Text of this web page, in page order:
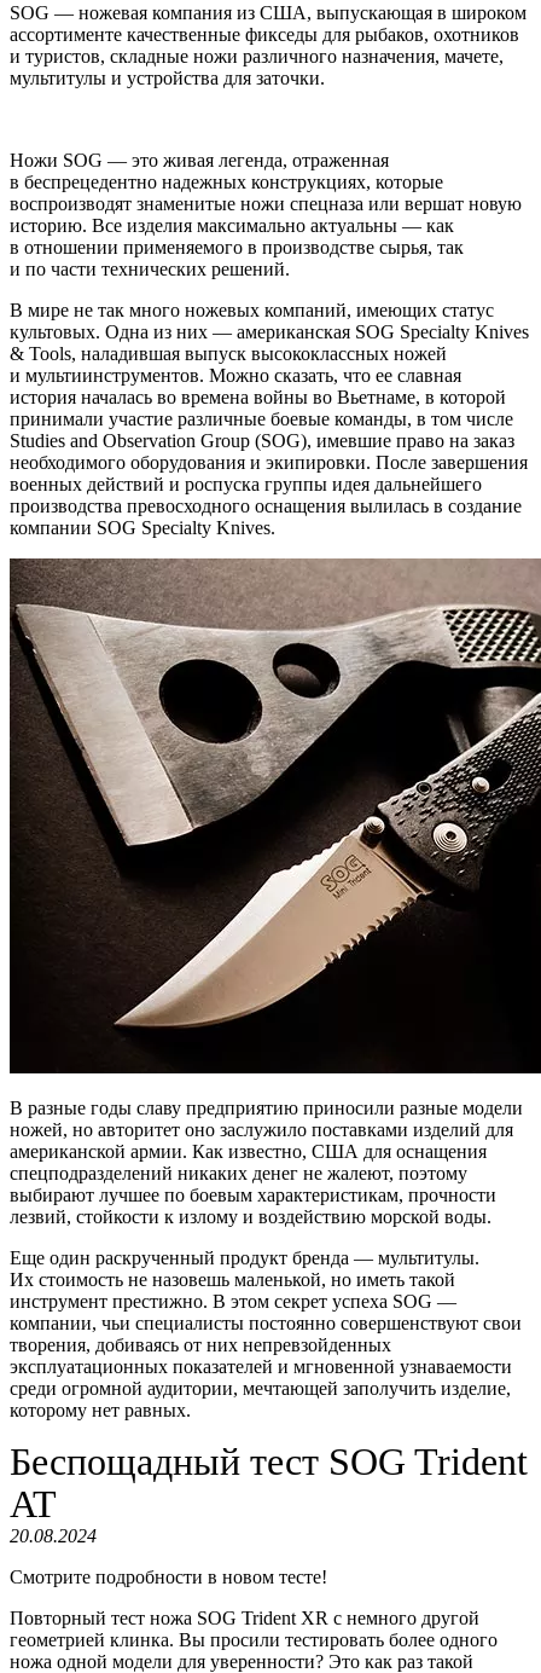
SOG — ножевая компания из США, выпускающая в широком
ассортименте качественные фикседы для рыбаков, охотников
и туристов, складные ножи различного назначения, мачете,
мультитулы и устройства для заточки.
Ножи SOG — это живая легенда, отраженная
в беспрецедентно надежных конструкциях, которые
воспроизводят знаменитые ножи спецназа или вершат новую
историю. Все изделия максимально актуальны — как
в отношении применяемого в производстве сырья, так
и по части технических решений.
В мире не так много ножевых компаний, имеющих статус
культовых. Одна из них — американская SOG Specialty Knives
& Tools, наладившая выпуск высококлассных ножей
и мультиинструментов. Можно сказать, что ее славная
история началась во времена войны во Вьетнаме, в которой
принимали участие различные боевые команды, в том числе
Studies and Observation Group (SOG), имевшие право на заказ
необходимого оборудования и экипировки. После завершения
военных действий и роспуска группы идея дальнейшего
производства превосходного оснащения вылилась в создание
компании SOG Specialty Knives.
В разные годы славу предприятию приносили разные модели
ножей, но авторитет оно заслужило поставками изделий для
американской армии. Как известно, США для оснащения
спецподразделений никаких денег не жалеют, поэтому
выбирают лучшее по боевым характеристикам, прочности
лезвий, стойкости к излому и воздействию морской воды.
Еще один раскрученный продукт бренда — мультитулы.
Их стоимость не назовешь маленькой, но иметь такой
инструмент престижно. В этом секрет успеха SOG —
компании, чьи специалисты постоянно совершенствуют свои
творения, добиваясь от них непревзойденных
эксплуатационных показателей и мгновенной узнаваемости
среди огромной аудитории, мечтающей заполучить изделие,
которому нет равных.
Беспощадный тест SOG Trident
AT
20.08.2024
Смотрите подробности в новом тесте!
Повторный тест ножа SOG Trident XR с немного другой
геометрией клинка. Вы просили тестировать более одного
ножа одной модели для уверенности? Это как раз такой